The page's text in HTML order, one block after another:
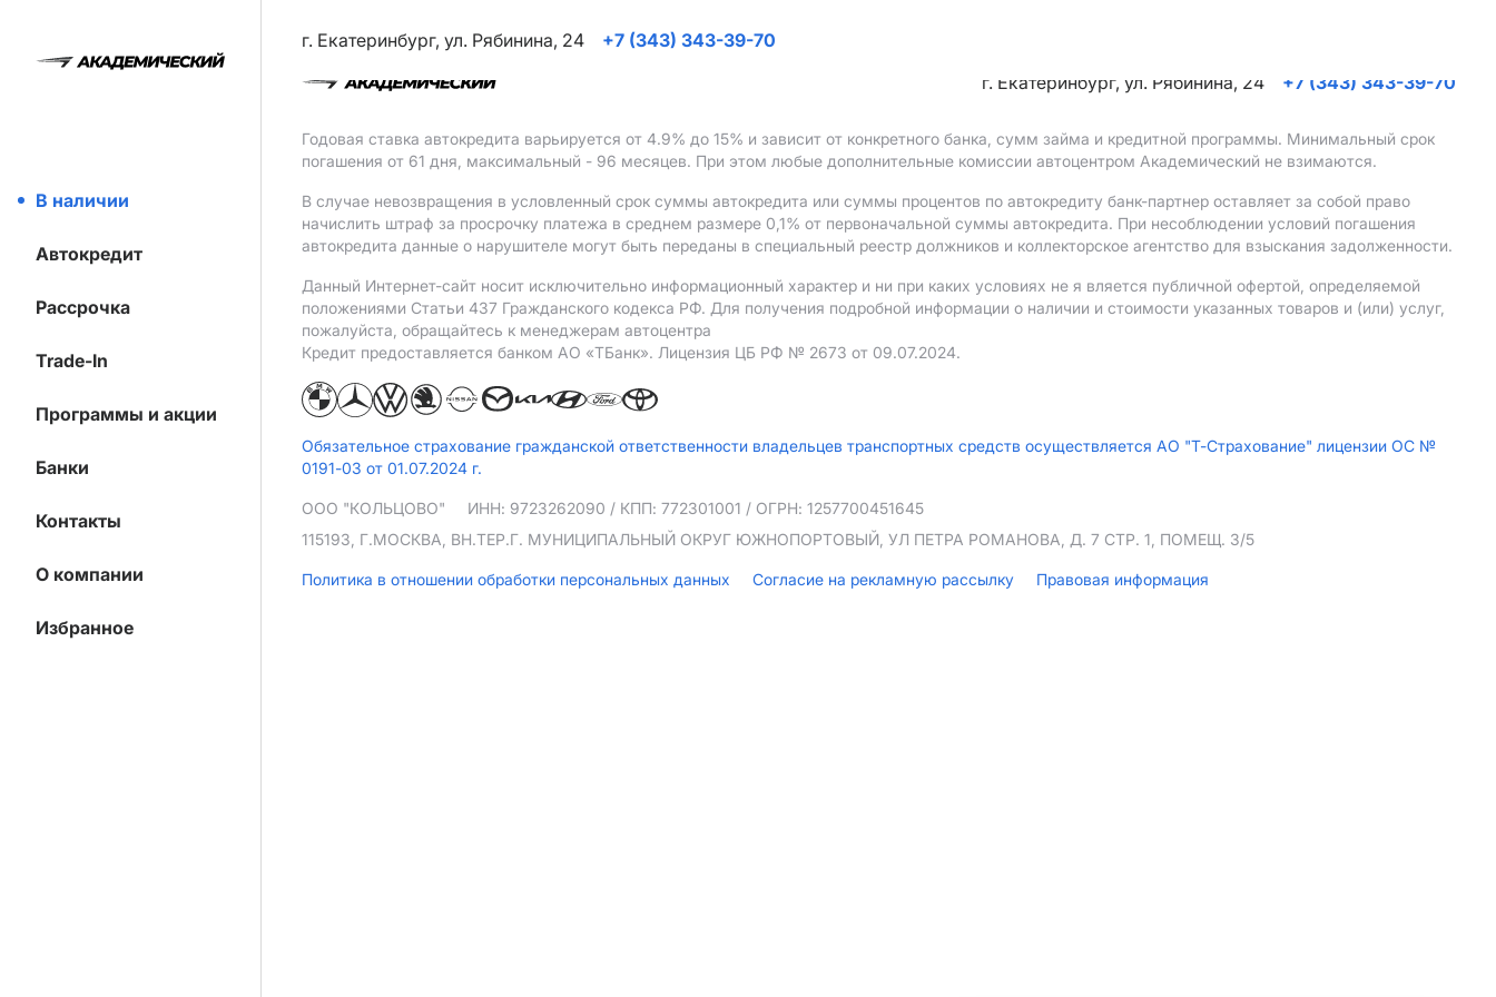
В наличии
Автокредит
Рассрочка
Trade-In
Программы и акции
Банки
Контакты
О компании
Избранное
г. Екатеринбург, ул. Рябинина, 24
+7 (343) 343-39-70
г. Екатеринбург, ул. Рябинина, 24
+7 (343) 343-39-70
Годовая ставка автокредита варьируется от 4.9% до 15% и зависит от конкретного банка, сумм займа и кредитной программы. Минимальный срок
погашения от 61 дня, максимальный - 96 месяцев. При этом любые дополнительные комиссии автоцентром Академический не взимаются.
В случае невозвращения в условленный срок суммы автокредита или суммы процентов по автокредиту банк-партнер оставляет за собой право
начислить штраф за просрочку платежа в среднем размере 0,1% от первоначальной суммы автокредита. При несоблюдении условий погашения
автокредита данные о нарушителе могут быть переданы в специальный реестр должников и коллекторское агентство для взыскания задолженности.
Данный Интернет-сайт носит исключительно информационный характер и ни при каких условиях не я вляется публичной офертой, определяемой
положениями Статьи 437 Гражданского кодекса РФ. Для получения подробной информации о наличии и стоимости указанных товаров и (или) услуг,
пожалуйста, обращайтесь к менеджерам автоцентра
Кредит предоставляется банком АO «ТБанк». Лицензия ЦБ РФ № 2673 от 09.07.2024.
Обязательное страхование гражданской ответственности владельцев транспортных средств осуществляется АО "Т-Страхование" лицензии ОС №
0191-03 от 01.07.2024 г.
ООО "КОЛЬЦОВО" ИНН: 9723262090 / КПП: 772301001 / ОГРН: 1257700451645
115193, Г.МОСКВА, ВН.ТЕР.Г. МУНИЦИПАЛЬНЫЙ ОКРУГ ЮЖНОПОРТОВЫЙ, УЛ ПЕТРА РОМАНОВА, Д. 7 СТР. 1, ПОМЕЩ. 3/5
Политика в отношении обработки персональных данных Согласие на рекламную рассылку Правовая информация